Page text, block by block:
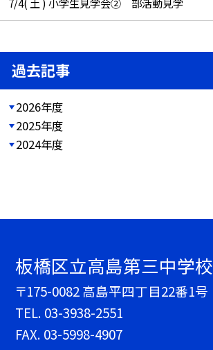
過去記事
2026年度
2025年度
2024年度
板橋区立高島第三中学校
〒175-0082 高島平四丁目22番1号
TEL. 03-3938-2551
FAX. 03-5998-4907